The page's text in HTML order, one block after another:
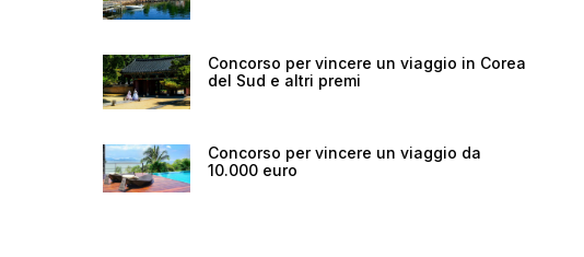
Concorso per vincere un viaggio in Corea
del Sud e altri premi
Concorso per vincere un viaggio da
10.000 euro